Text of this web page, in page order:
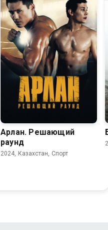
Арлан. Решающий
раунд
2024, Казахстан, Спорт